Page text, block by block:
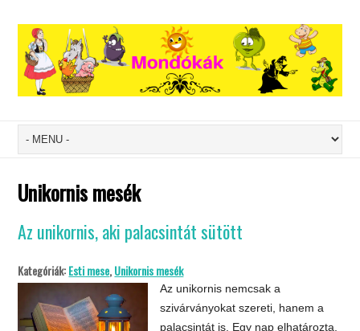
Unikornis mesék
Az unikornis, aki palacsintát sütött
Kategóriák:Esti mese,Unikornis mesék
Az unikornis nemcsak a
szivárványokat szereti, hanem a
palacsintát is. Egy nap elhatározta,